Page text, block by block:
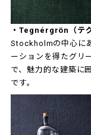
・Tegnérgrön（テ
Stockholmの中心に
ーションを得たグリ
で、魅力的な建築に
です。